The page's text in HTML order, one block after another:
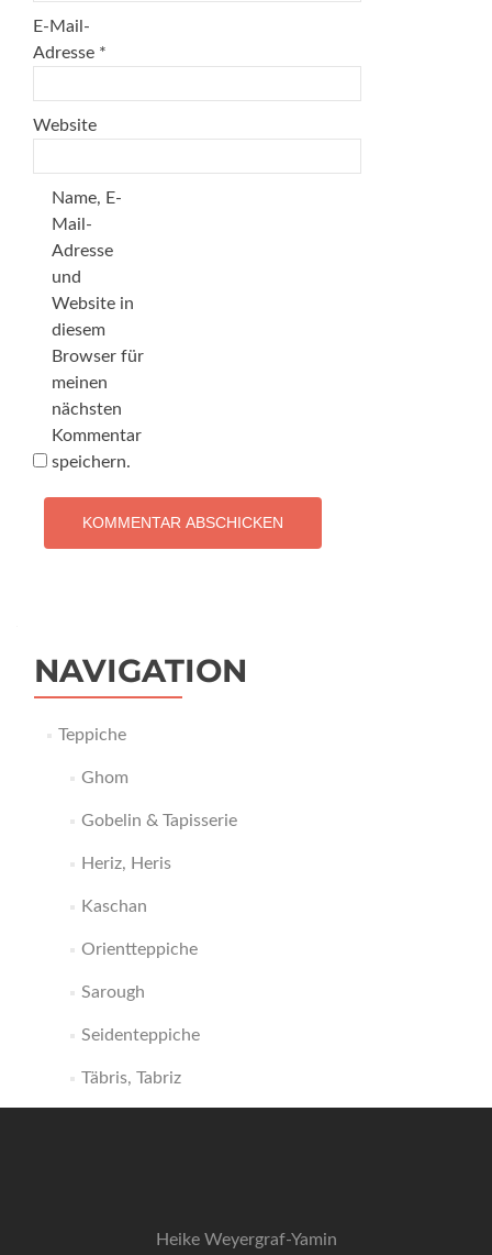
E-Mail-
Adresse *
Website
Name, E-
Mail-
Adresse
und
Website in
diesem
Browser für
meinen
nächsten
Kommentar
speichern.
NAVIGATION
Teppiche
Ghom
Gobelin & Tapisserie
Heriz, Heris
Kaschan
Orientteppiche
Sarough
Seidenteppiche
Täbris, Tabriz
Heike Weyergraf-Yamin